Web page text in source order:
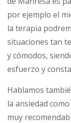
por ejemplo el
la terapia
situaciones tan
y cómodos,
esfuerzo y
Hablamos
la ansiedad
muy